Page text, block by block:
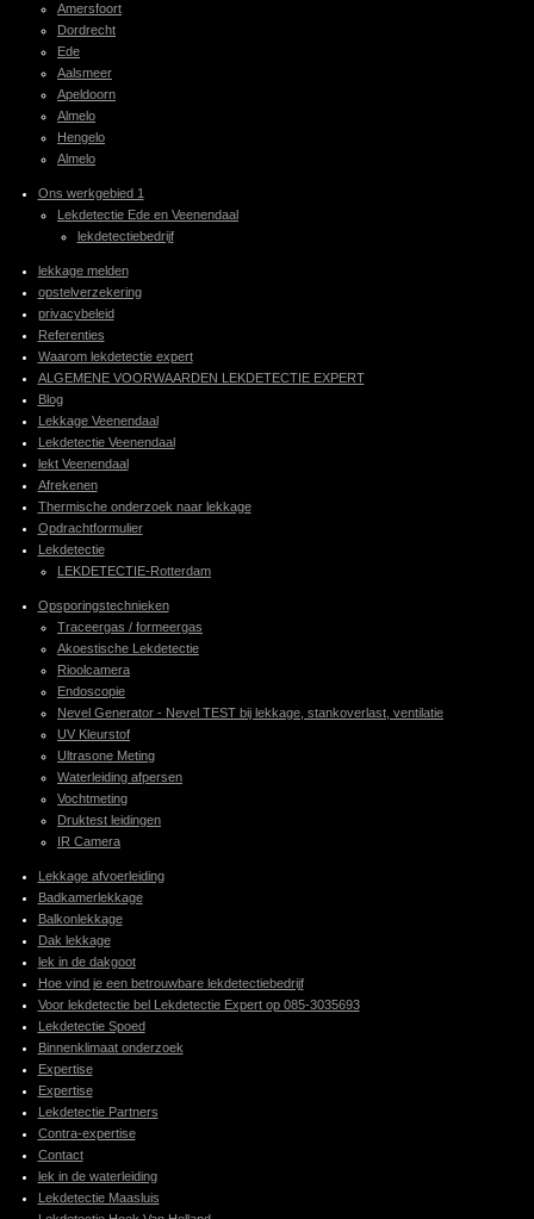
Amersfoort
Dordrecht
Ede
Aalsmeer
Apeldoorn
Almelo
Hengelo
Almelo
Ons werkgebied 1
Lekdetectie Ede en Veenendaal
lekdetectiebedrijf
lekkage melden
opstelverzekering
privacybeleid
Referenties
Waarom lekdetectie expert
ALGEMENE VOORWAARDEN LEKDETECTIE EXPERT
Blog
Lekkage Veenendaal
Lekdetectie Veenendaal
lekt Veenendaal
Afrekenen
Thermische onderzoek naar lekkage
Opdrachtformulier
Lekdetectie
LEKDETECTIE-Rotterdam
Opsporingstechnieken
Traceergas / formeergas
Akoestische Lekdetectie
Rioolcamera
Endoscopie
Nevel Generator - Nevel TEST bij lekkage, stankoverlast, ventilatie
UV Kleurstof
Ultrasone Meting
Waterleiding afpersen
Vochtmeting
Druktest leidingen
IR Camera
Lekkage afvoerleiding
Badkamerlekkage
Balkonlekkage
Dak lekkage
lek in de dakgoot
Hoe vind je een betrouwbare lekdetectiebedrijf
Voor lekdetectie bel Lekdetectie Expert op 085-3035693
Lekdetectie Spoed
Binnenklimaat onderzoek
Expertise
Expertise
Lekdetectie Partners
Contra-expertise
Contact
lek in de waterleiding
Lekdetectie Maasluis